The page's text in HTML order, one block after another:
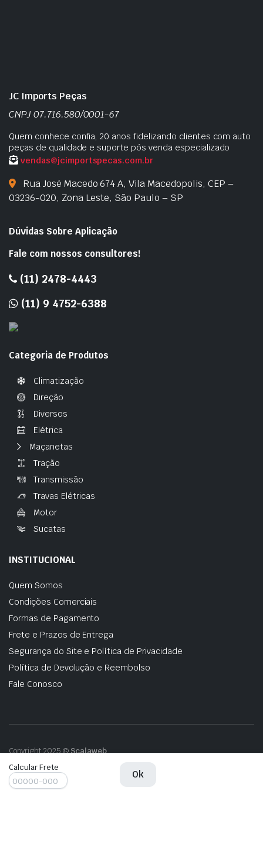
Fechadura
Porta
Dianteira
Adicionar ao carrinho
Calcular Frete
Ok
JC Imports Peças
CNPJ 07.716.580/0001-67
Quem conhece confia, 20 anos fidelizando clientes com auto
peças de qualidade e suporte pós venda especializado
vendas@jcimportspecas.com.br
Rua José Macedo 674 A, Vila Macedopolis, CEP –
03236-020, Zona Leste, São Paulo – SP
Dúvidas Sobre Aplicação
Fale com nossos consultores!
(11) 2478-4443
(11) 9 4752-6388
Categoria de Produtos
Climatização
Direção
Diversos
Elétrica
Maçanetas
Tração
Transmissão
Travas Elétricas
Motor
Sucatas
INSTITUCIONAL
Quem Somos
Condições Comerciais
Formas de Pagamento
Frete e Prazos de Entrega
Segurança do Site e Política de Privacidade
Política de Devolução e Reembolso
Fale Conosco
Copyright 2025 ©Scalaweb